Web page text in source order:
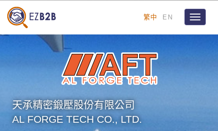
繁中 EN
Toggle
天承精密鍛壓股份有限公司
AL FORGE TECH CO., LTD.